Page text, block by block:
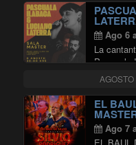
repertorio
con la
Ago 6
La
Pascuala
Bremen,
ha
EL
Ago 7